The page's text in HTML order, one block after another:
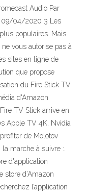
Audio Par
09/04/2020 3 Les
populaires. Mais
vous autorise pas à
sites en ligne de
que propose
du Fire Stick TV
d'Amazon
TV Stick arrive en
Apple TV 4K, Nvidia
de Molotov
marche à suivre :.
d'application
store d’Amazon
l’application